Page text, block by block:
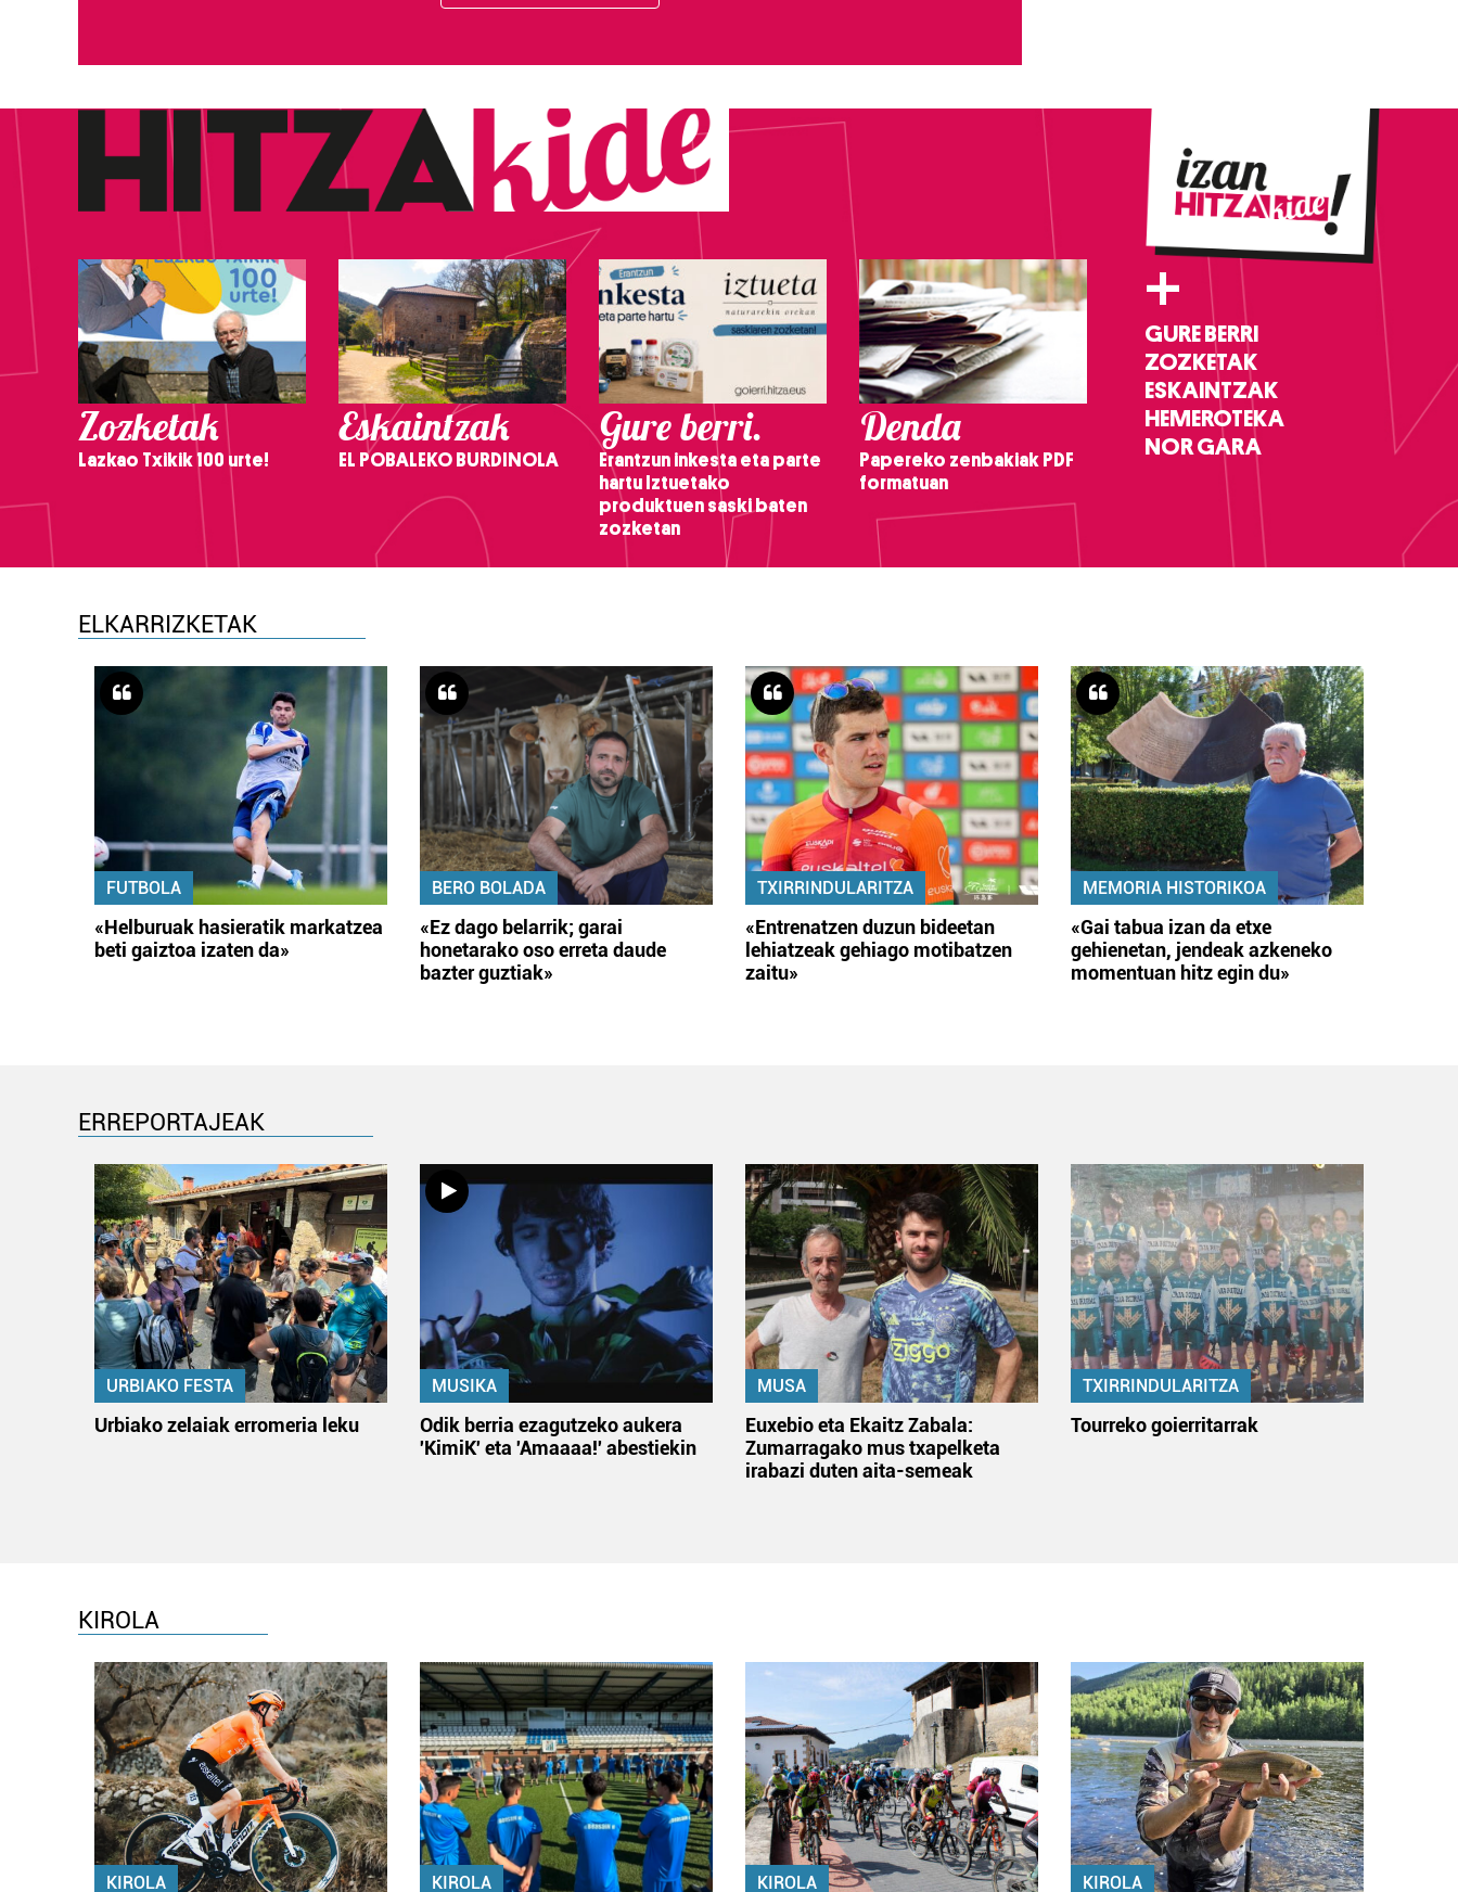
Zozketak
Lazkao Txikik 100 urte!
Eskaintzak
EL POBALEKO BURDINOLA
Gure berri.
Erantzun inkesta eta parte
hartu Iztuetako
produktuen saski baten
zozketan
Denda
Papereko zenbakiak PDF
formatuan
+
GURE BERRI
ZOZKETAK
ESKAINTZAK
HEMEROTEKA
NOR GARA
ELKARRIZKETAK
FUTBOLA
«Helburuak hasieratik markatzea
beti gaiztoa izaten da»
BERO BOLADA
«Ez dago belarrik; garai
honetarako oso erreta daude
bazter guztiak»
TXIRRINDULARITZA
«Entrenatzen duzun bideetan
lehiatzeak gehiago motibatzen
zaitu»
MEMORIA HISTORIKOA
«Gai tabua izan da etxe
gehienetan, jendeak azkeneko
momentuan hitz egin du»
ERREPORTAJEAK
URBIAKO FESTA
Urbiako zelaiak erromeria leku
MUSIKA
Odik berria ezagutzeko aukera
'KimiK' eta 'Amaaaa!' abestiekin
MUSA
Euxebio eta Ekaitz Zabala:
Zumarragako mus txapelketa
irabazi duten aita-semeak
TXIRRINDULARITZA
Tourreko goierritarrak
KIROLA
KIROLA KIROLA KIROLA KIROLA